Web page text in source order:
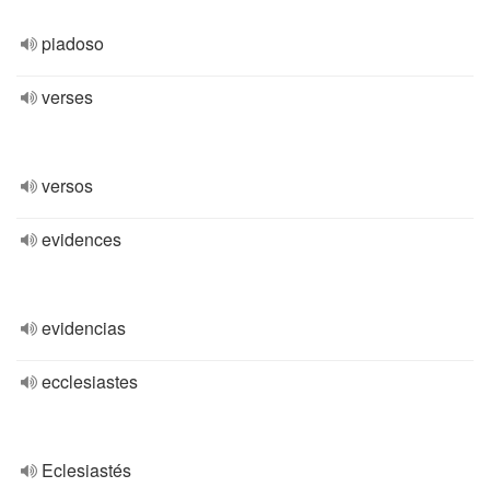
piadoso
verses
versos
evidences
evidencias
ecclesiastes
Eclesiastés